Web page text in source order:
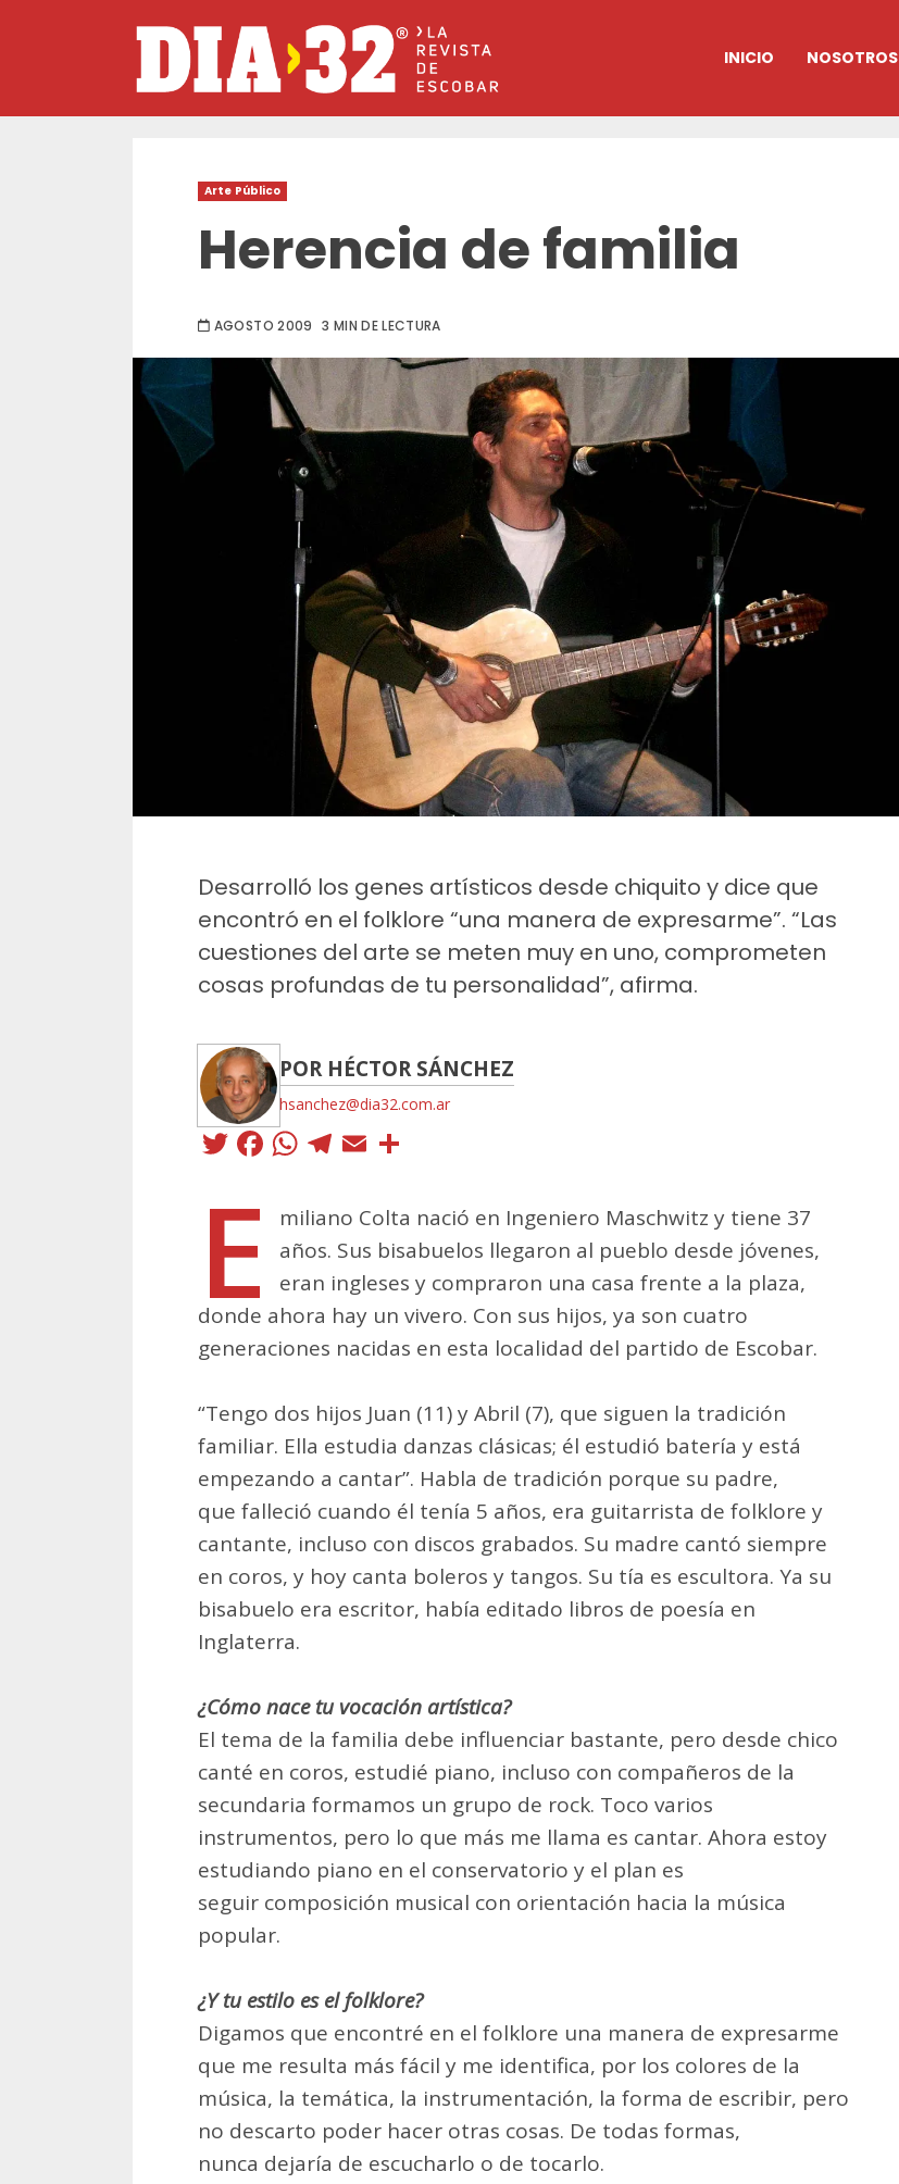
INICIO NOSOTROS
Arte Público
Herencia de familia
AGOSTO 2009 3 MIN DE LECTURA
Desarrolló los genes artísticos desde chiquito y dice que
encontró en el folklore “una manera de expresarme”. “Las
cuestiones del arte se meten muy en uno, comprometen
cosas profundas de tu personalidad”, afirma.
POR HÉCTOR SÁNCHEZ
hsanchez@dia32.com.ar
Twitter
Facebook
WhatsApp
Telegram
Email
E
miliano Colta nació en Ingeniero Maschwitz y tiene 37
años. Sus bisabuelos llegaron al pueblo desde jóvenes,
eran ingleses y compraron una casa frente a la plaza,
donde ahora hay un vivero. Con sus hijos, ya son cuatro
generaciones nacidas en esta localidad del partido de Escobar.
“Tengo dos hijos Juan (11) y Abril (7), que siguen la tradición
familiar. Ella estudia danzas clásicas; él estudió batería y está
empezando a cantar”. Habla de tradición porque su padre,
que falleció cuando él tenía 5 años, era guitarrista de folklore y
cantante, incluso con discos grabados. Su madre cantó siempre
en coros, y hoy canta boleros y tangos. Su tía es escultora. Ya su
bisabuelo era escritor, había editado libros de poesía en
Inglaterra.
¿Cómo nace tu vocación artística?
El tema de la familia debe influenciar bastante, pero desde chico
canté en coros, estudié piano, incluso con compañeros de la
secundaria formamos un grupo de rock. Toco varios
instrumentos, pero lo que más me llama es cantar. Ahora estoy
estudiando piano en el conservatorio y el plan es
seguir composición musical con orientación hacia la música
popular.
¿Y tu estilo es el folklore?
Digamos que encontré en el folklore una manera de expresarme
que me resulta más fácil y me identifica, por los colores de la
música, la temática, la instrumentación, la forma de escribir, pero
no descarto poder hacer otras cosas. De todas formas,
nunca dejaría de escucharlo o de tocarlo.